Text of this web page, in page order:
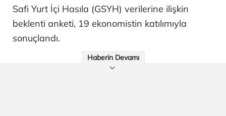
Safi Yurt İçi Hasıla (GSYH) verilerine ilişkin
beklenti anketi, 19 ekonomistin katılımıyla
sonuçlandı.
Haberin Devamı